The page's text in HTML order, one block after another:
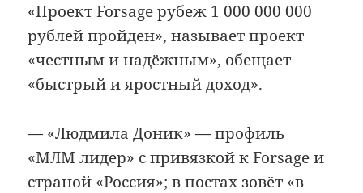
«Проект Forsage рубеж 1 000 000 000
рублей пройден», называет проект
«честным и надёжным», обещает
«быстрый и яростный доход».
— «Людмила Доник» — профиль
«МЛМ лидер» с привязкой к Forsage и
страной «Россия»; в постах зовёт «в